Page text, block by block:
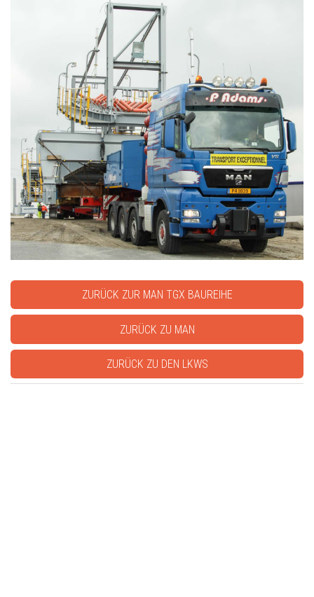
ZURÜCK ZUR MAN TGX BAUREIHE
ZURÜCK ZU MAN
ZURÜCK ZU DEN LKWS